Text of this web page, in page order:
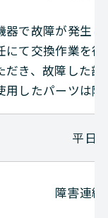
器で故障が発生
にて交換作業を
だき、故障した
用したパーツは
平日9
障害連